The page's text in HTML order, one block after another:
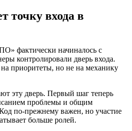
точку входа в
фактически начиналось с
контролировали дверь входа.
приоритеты, но не на механику
эту дверь. Первый шаг теперь
проблемы и общим
по‑прежнему важен, но участие
больше ролей.